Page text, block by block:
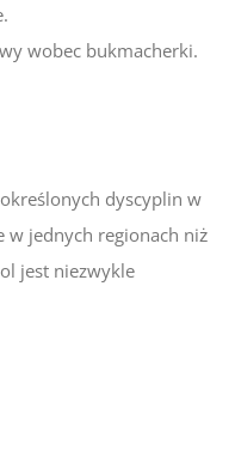
wobec bukmacherki.
dyscyplin w
w jednych regionach niż
jest niezwykle